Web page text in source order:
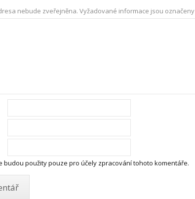
nebude zveřejněna. Vyžadované informace jsou označeny
budou použity pouze pro účely zpracování tohoto komentáře.